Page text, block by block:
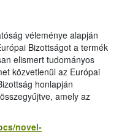
véleménye alapján
Bizottságot a termék
elismert tudományos
közvetlenül az Európai
honlapján
amely az
novel-